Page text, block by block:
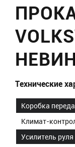
Технические
Коробка
Климат-
Усилитель руля